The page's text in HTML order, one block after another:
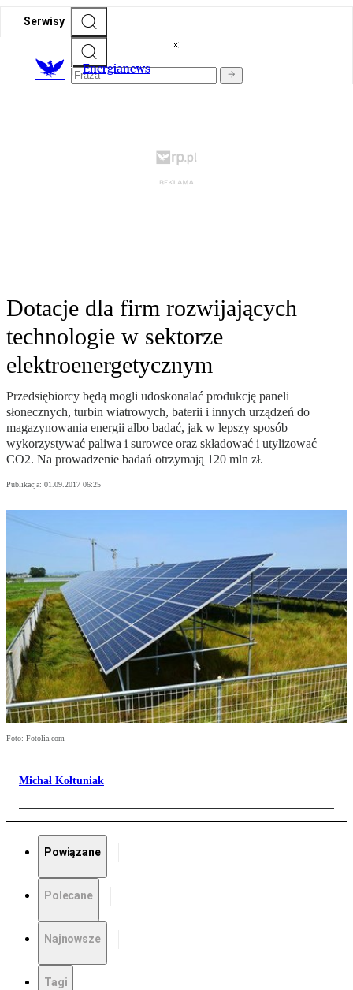
Serwisy
Energianews
Dotacje dla firm rozwijających
technologie w sektorze
elektroenergetycznym
Przedsiębiorcy będą mogli udoskonalać produkcję paneli
słonecznych, turbin wiatrowych, baterii i innych urządzeń do
magazynowania energii albo badać, jak w lepszy sposób
wykorzystywać paliwa i surowce oraz składować i utylizować
CO2. Na prowadzenie badań otrzymają 120 mln zł.
Publikacja: 01.09.2017 06:25
Foto: Fotolia.com
Michał Kołtuniak
Powiązane
Polecane
Najnowsze
Tagi